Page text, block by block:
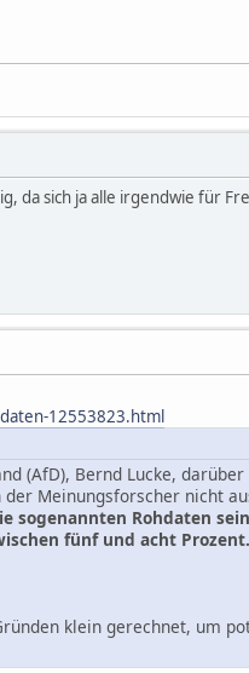
da sich ja alle irgendwie für
12553823.html
(AfD), Bernd Lucke,
Meinungsforscher nicht
sogenannten Rohdaten
fünf und acht Prozent.
klein gerechnet, um